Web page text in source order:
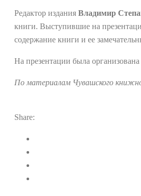
Редактор издания Владимир
книги. Выступившие на
содержание книги и ее
На презентации была организована
По материалам Чувашского
Share: